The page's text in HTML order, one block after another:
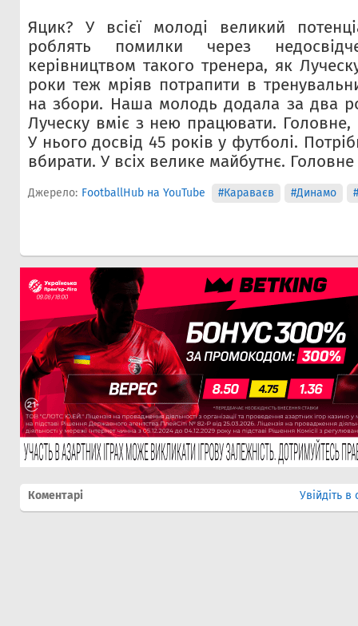
Яцик? У всієї молоді великий
роблять помилки через
керівництвом такого тренера, як
роки теж мріяв потрапити в
на збори. Наша молодь додала за два
Луческу вміє з нею працювати.
У нього досвід 45 років у футболі.
вбирати. У всіх велике майбутнє. Головне
Джерело: FootballHub на YouTube #Караваєв #Динамо
Коментарі Увійдіть в